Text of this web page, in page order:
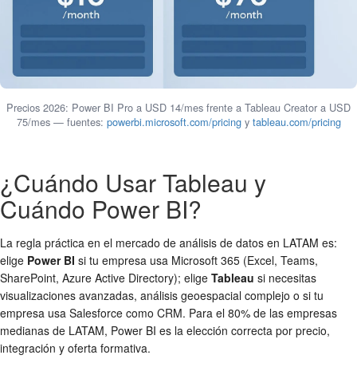
Precios 2026: Power BI Pro a USD 14/mes frente a Tableau Creator a USD
75/mes — fuentes: powerbi.microsoft.com/pricingy tableau.com/pricing
¿Cuándo Usar Tableau y
Cuándo Power BI?
La regla práctica en el mercado de análisis de datos en LATAM es:
elige Power BI si tu empresa usa Microsoft 365 (Excel, Teams,
SharePoint, Azure Active Directory); elige Tableau si necesitas
visualizaciones avanzadas, análisis geoespacial complejo o si tu
empresa usa Salesforce como CRM. Para el 80% de las empresas
medianas de LATAM, Power BI es la elección correcta por precio,
integración y oferta formativa.